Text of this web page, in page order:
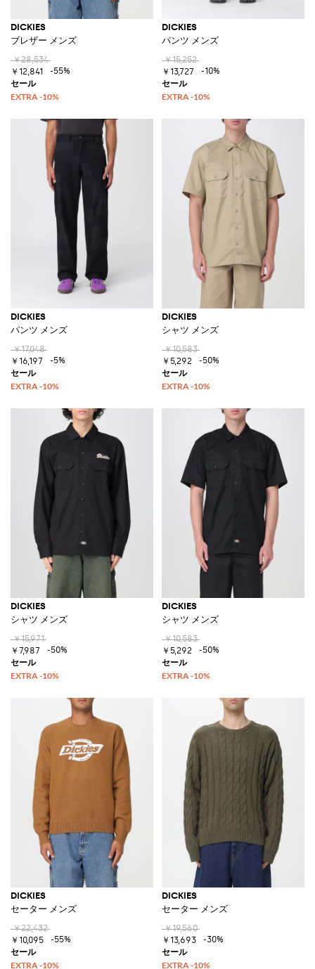
DICKIES
ブレザー メンズ
￥28,534
￥12,841
-55%
DICKIES
パンツ メンズ
￥15,252
￥13,727
-10%
DICKIES
パンツ メンズ
￥17,048
￥16,197
-5%
DICKIES
シャツ メンズ
￥10,583
￥5,292
-50%
DICKIES
シャツ メンズ
￥15,971
￥7,987
-50%
DICKIES
シャツ メンズ
￥10,583
￥5,292
-50%
DICKIES
セーター メンズ
￥22,432
￥10,095
-55%
DICKIES
セーター メンズ
￥19,560
￥13,693
-30%